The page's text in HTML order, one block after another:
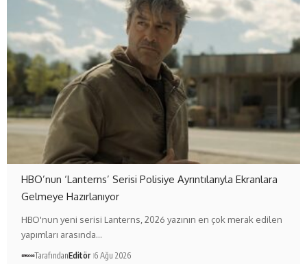
HBO’nun ‘Lanterns’ Serisi Polisiye Ayrıntılarıyla Ekranlara
Gelmeye Hazırlanıyor
HBO'nun yeni serisi Lanterns, 2026 yazının en çok merak edilen
yapımları arasında…
TarafındanEditör 6 Ağu 2026